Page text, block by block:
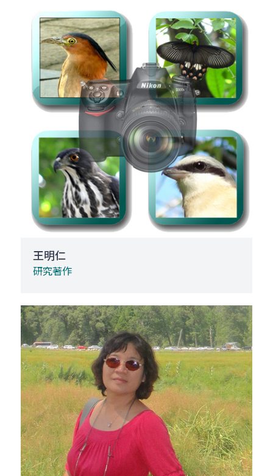
王明仁
研究著作